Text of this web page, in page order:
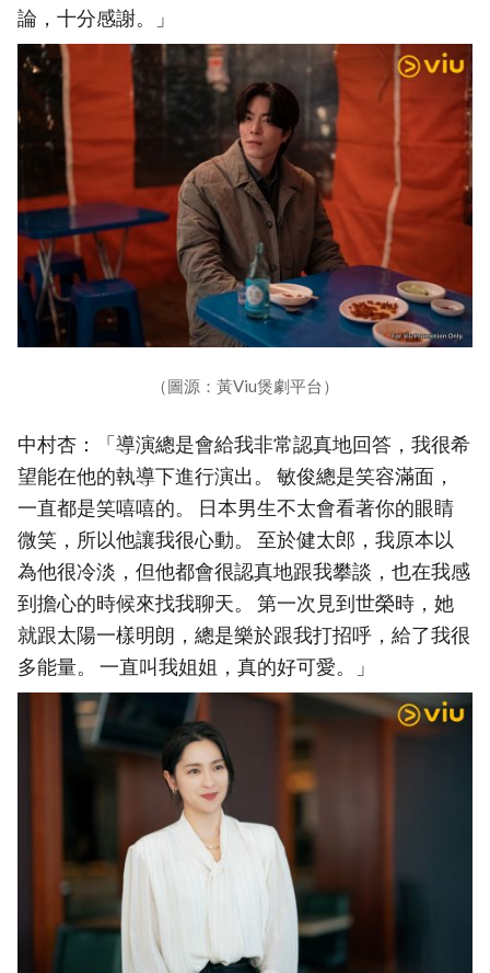
論，十分感謝。」
（圖源：黃Viu煲劇平台）
中村杏：「導演總是會給我非常認真地回答，我很希
望能在他的執導下進行演出。 敏俊總是笑容滿面，
一直都是笑嘻嘻的。 日本男生不太會看著你的眼睛
微笑，所以他讓我很心動。 至於健太郎，我原本以
為他很冷淡，但他都會很認真地跟我攀談，也在我感
到擔心的時候來找我聊天。 第一次見到世榮時，她
就跟太陽一樣明朗，總是樂於跟我打招呼，給了我很
多能量。 一直叫我姐姐，真的好可愛。」